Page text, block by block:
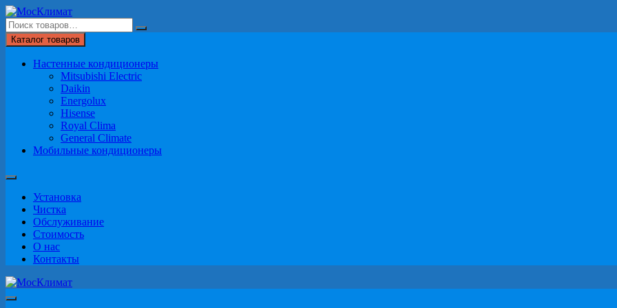
Перейти
к
содержимому
Каталог товаров
Настенные кондиционеры
Mitsubishi Electric
Daikin
Energolux
Hisense
Royal Clima
General Climate
Мобильные кондиционеры
Установка
Чистка
Обслуживание
Стоимость
О нас
Контакты